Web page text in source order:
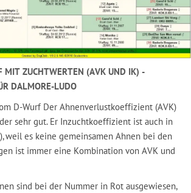
MIT ZUCHTWERTEN (AVK UND IK) -
DALMORE-LUDO
D-Wurf Der Ahnenverlustkoeffizient (AVK)
sehr gut. Er Inzuchtkoeffizient ist auch in
weil es keine gemeinsamen Ahnen bei den
ist immer eine Kombination von AVK und
sind bei der Nummer in Rot ausgewiesen,